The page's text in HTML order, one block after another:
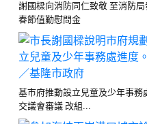
謝國樑向消防同仁致敬 至消防局
春節值勤慰問金
基市府推動設立兒童及少年事務
交議會審議 改組...